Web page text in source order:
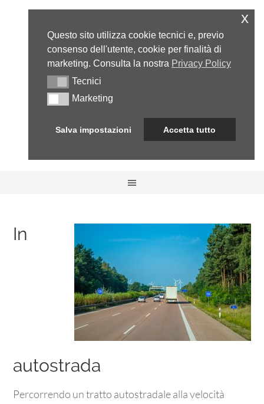
In
autostrada
Percorrendo un tratto autostradale alla velocità
Questo sito utilizza cookie tecnici e, previo
consenso dell'utente, cookie per finalità di
marketing. Consulta la nostra Privacy Policy
TecniciTecnici
MarketingMarketing
Salva impostazioni Accetta tutto
x